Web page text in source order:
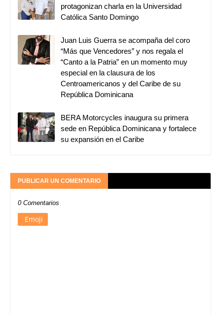
protagonizan charla en la Universidad
Católica Santo Domingo
Juan Luis Guerra se acompaña del coro
“Más que Vencedores” y nos regala el
“Canto a la Patria” en un momento muy
especial en la clausura de los
Centroamericanos y del Caribe de su
República Dominicana
BERA Motorcycles inaugura su primera
sede en República Dominicana y fortalece
su expansión en el Caribe
PUBLICAR UN COMENTARIO
0 Comentarios
Emoji